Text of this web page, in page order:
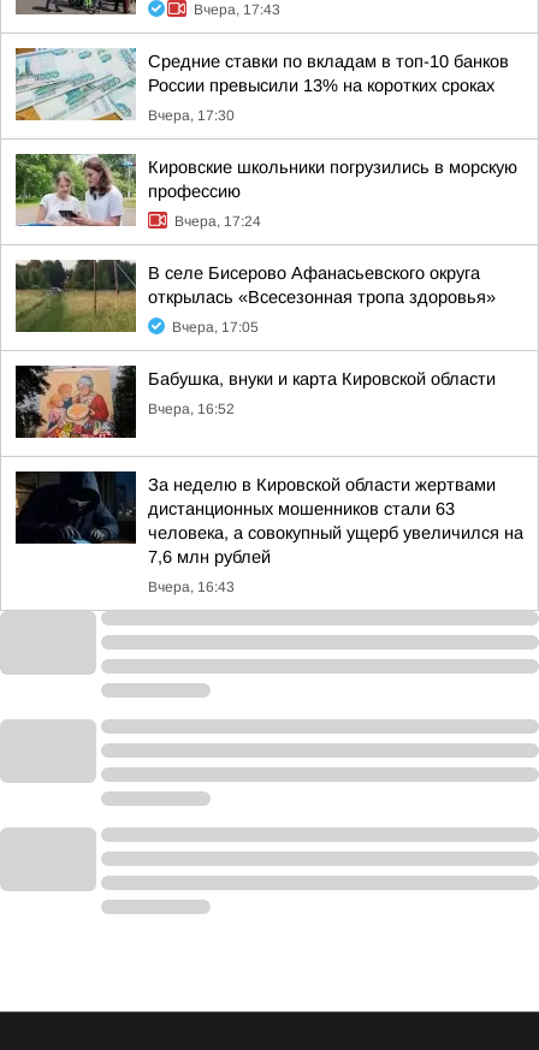
Вчера, 17:43
Средние ставки по вкладам в топ-10 банков
России превысили 13% на коротких сроках
Вчера, 17:30
Кировские школьники погрузились в морскую
профессию
Вчера, 17:24
В селе Бисерово Афанасьевского округа
открылась «Всесезонная тропа здоровья»
Вчера, 17:05
Бабушка, внуки и карта Кировской области
Вчера, 16:52
За неделю в Кировской области жертвами
дистанционных мошенников стали 63
человека, а совокупный ущерб увеличился на
7,6 млн рублей
Вчера, 16:43